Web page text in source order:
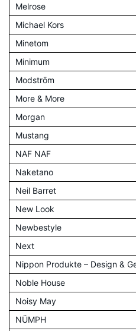
Melrose
Michael Kors
Minetom
Minimum
Modström
More & More
Morgan
Mustang
NAF NAF
Naketano
Neil Barret
New Look
Newbestyle
Next
Nippon Produkte – Design &
Noble House
Noisy May
NÜMPH